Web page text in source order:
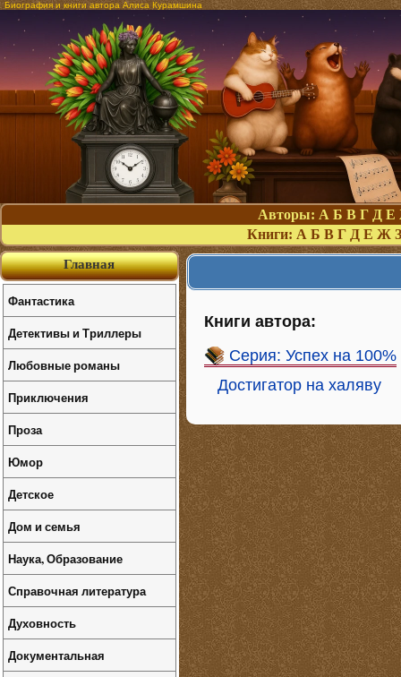
Биография и книги автора Алиса Курамшина
Авторы: А Б В Г Д Е
Книги: А Б В Г Д Е Ж З
Книги автора:
Серия: Успех на 100%
Достигатор на халяву
Главная
Фантастика
Детективы и Триллеры
Любовные романы
Приключения
Проза
Юмор
Детское
Дом и семья
Наука, Образование
Справочная литература
Духовность
Документальная